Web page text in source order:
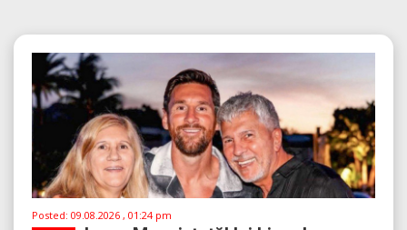
Posted: 09.08.2026 , 01:24 pm